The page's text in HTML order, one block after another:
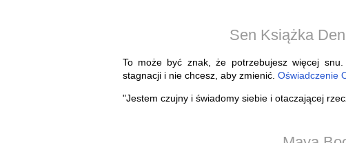
Sen Książka
To może być znak, że potrzebujesz więcej
stagnacji i nie chcesz, aby zmienić. Oświadczenie
"Jestem czujny i świadomy siebie i otaczającej